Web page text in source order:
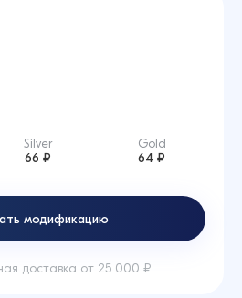
Silver
66 ₽
Gold
64 ₽
модификацию
доставка от 25 000 ₽